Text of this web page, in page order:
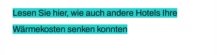
Lesen Sie hier, wie auch andere Hotels Ihre
Wärmekosten senken konnten